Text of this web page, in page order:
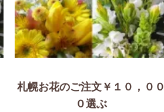
札幌お花のご注文￥１０，００
０選ぶ